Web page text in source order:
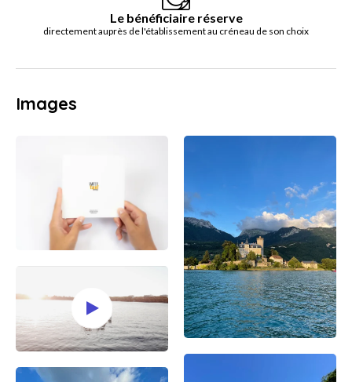
Le bénéficiaire réserve
directement auprès de l'établissement au créneau de son choix
Images